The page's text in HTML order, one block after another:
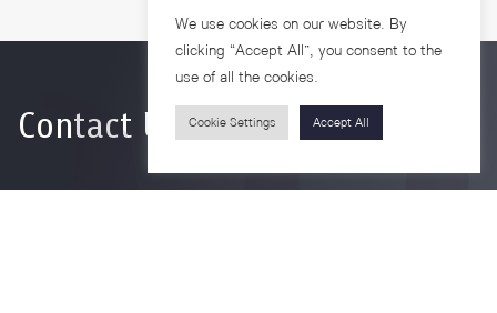
Contact Us
For more information please contact
We use cookies on our website. By
clicking “Accept All”, you consent to the
use of all the cookies.
Cookie Settings Accept All